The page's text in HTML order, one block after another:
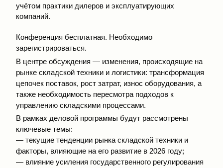
учётом практики дилеров и эксплуатирующих
компаний.
Конференция бесплатная. Необходимо
зарегистрироваться.
В центре обсуждения — изменения, происходящие на
рынке складской техники и логистики: трансформация
цепочек поставок, рост затрат, износ оборудования, а
также необходимость пересмотра подходов к
управлению складскими процессами.
В рамках деловой программы будут рассмотрены
ключевые темы:
— текущие тенденции рынка складской техники и
факторы, влияющие на его развитие в 2026 году;
— влияние усиления государственного регулирования